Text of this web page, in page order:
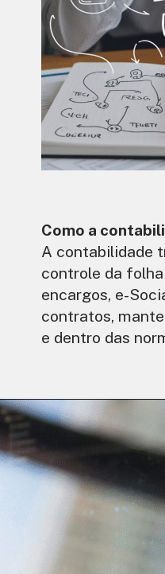
Como a
A contabilidade
controle da
encargos, e-
contratos,
e dentro das